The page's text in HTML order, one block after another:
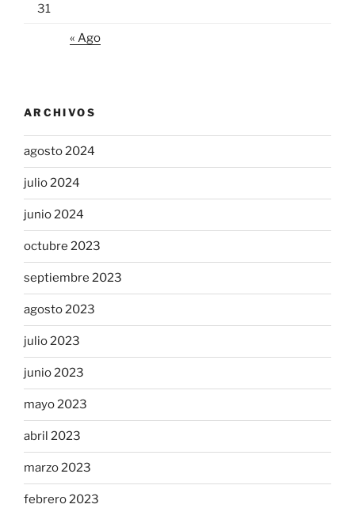
31
« Ago
ARCHIVOS
agosto 2024
julio 2024
junio 2024
octubre 2023
septiembre 2023
agosto 2023
julio 2023
junio 2023
mayo 2023
abril 2023
marzo 2023
febrero 2023